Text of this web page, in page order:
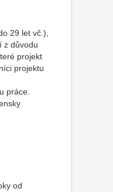
29 let vč.),
z důvodu
projekt
projektu
práce.
od